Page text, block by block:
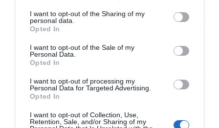
I want to opt-out of the Sharing of my
personal data.
Opted In
I want to opt-out of the Sale of my
Personal Data.
Opted In
I want to opt-out of processing my
Personal Data for Targeted Advertising.
Opted In
I want to opt-out of Collection, Use,
Retention, Sale, and/or Sharing of my
προκοπή. Δεν αναβίωσαν απλώς ήθη και έθιμα.
Έχτισαν νέες πόλεις, εμπλούτισαν την κουλτούρα
κράτους. Στην ποντιακή κοινότητα οφείλουμε
συνεπώς όχι μόνο χρέος μνήμης αλλά και χρέος
ευγνωμοσύνης» αναφέρει ο πρωθυπουργός.
Ο δήμος Αθηναίων, όπως ανακοίνωσε ο
δήμαρχος Χάρης Δούκας, θα προχωρήσει στην
και την πολιτική απορρήτου